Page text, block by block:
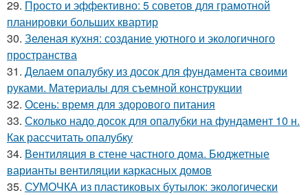
29. Просто и эффективно: 5 советов для грамотной
планировки больших квартир
30. Зеленая кухня: создание уютного и экологичного
пространства
31. Делаем опалубку из досок для фундамента своими
руками. Материалы для съемной конструкции
32. Осень: время для здорового питания
33. Сколько надо досок для опалубки на фундамент 10 н.
Как рассчитать опалубку
34. Вентиляция в стене частного дома. Бюджетные
варианты вентиляции каркасных домов
35. СУМОЧКА из пластиковых бутылок: экологически